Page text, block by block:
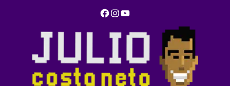
Facebook Instagram YouTube